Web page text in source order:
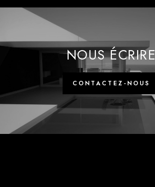
NOUS ÉCRIRE
CONTACTEZ-NOUS